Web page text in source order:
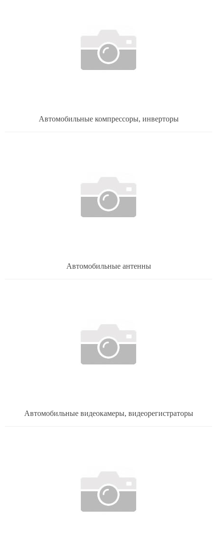
Автомобильные компрессоры, инверторы
Автомобильные антенны
Автомобильные видеокамеры, видеорегистраторы